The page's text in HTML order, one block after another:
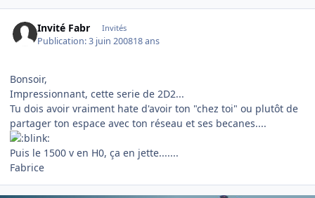
Invité Fabr Invités
Publication:3 juin 200818 ans
Bonsoir,
Impressionnant, cette serie de 2D2...
Tu dois avoir vraiment hate d'avoir ton "chez toi" ou plutôt de
partager ton espace avec ton réseau et ses becanes....
Puis le 1500 v en H0, ça en jette.......
Fabrice